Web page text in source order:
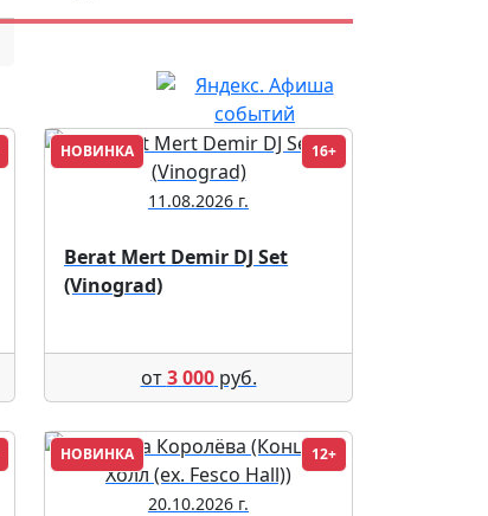
НОВИНКА 16+
11.08.2026 г.
Berat Mert Demir DJ Set
(Vinograd)
от3 000руб.
НОВИНКА 12+
20.10.2026 г.